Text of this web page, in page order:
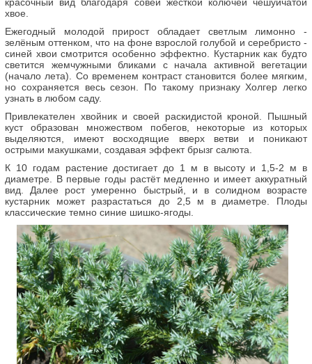
хвое.
Ежегодный молодой прирост обладает светлым лимонно -
зелёным оттенком, что на фоне взрослой голубой и серебристо -
синей хвои смотрится особенно эффектно. Кустарник как будто
светится жемчужными бликами с начала активной вегетации
(начало лета). Со временем контраст становится более мягким,
но сохраняется весь сезон. По такому признаку Холгер легко
узнать в любом саду.
Привлекателен хвойник и своей раскидистой кроной. Пышный
куст образован множеством побегов, некоторые из которых
выделяются, имеют восходящие вверх ветви и поникают
острыми макушками, создавая эффект брызг салюта.
К 10 годам растение достигает до 1 м в высоту и 1,5-2 м в
диаметре. В первые годы растёт медленно и имеет аккуратный
вид. Далее рост умеренно быстрый, и в солидном возрасте
кустарник может разрастаться до 2,5 м в диаметре. Плоды
классические темно синие шишко-ягоды.